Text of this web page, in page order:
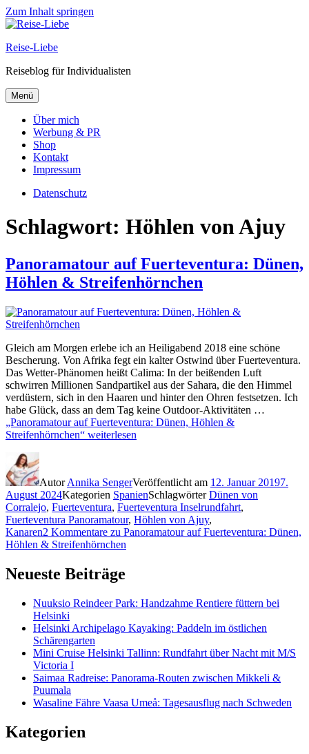
Zum Inhalt springen
Reise-Liebe
Reiseblog für Individualisten
Menü
Über mich
Werbung & PR
Shop
Kontakt
Impressum
Datenschutz
Schlagwort: Höhlen von Ajuy
Panoramatour auf Fuerteventura: Dünen,
Höhlen & Streifenhörnchen
Gleich am Morgen erlebe ich an Heiligabend 2018 eine schöne
Bescherung. Von Afrika fegt ein kalter Ostwind über Fuerteventura.
Das Wetter-Phänomen heißt Calima: In der beißenden Luft
schwirren Millionen Sandpartikel aus der Sahara, die den Himmel
verdüstern, sich in den Haaren und hinter den Ohren festsetzen. Ich
habe Glück, dass an dem Tag keine Outdoor-Aktivitäten …
„Panoramatour auf Fuerteventura: Dünen, Höhlen &
Streifenhörnchen“ weiterlesen
AutorAnnika SengerVeröffentlicht am 12. Januar 20197.
August 2024Kategorien SpanienSchlagwörterDünen von
Corralejo, Fuerteventura, Fuerteventura Inselrundfahrt,
Fuerteventura Panoramatour, Höhlen von Ajuy,
Kanaren2 Kommentare zu Panoramatour auf Fuerteventura: Dünen,
Höhlen & Streifenhörnchen
Neueste Beiträge
Nuuksio Reindeer Park: Handzahme Rentiere füttern bei
Helsinki
Helsinki Archipelago Kayaking: Paddeln im östlichen
Schärengarten
Mini Cruise Helsinki Tallinn: Rundfahrt über Nacht mit M/S
Victoria I
Saimaa Radreise: Panorama-Routen zwischen Mikkeli &
Puumala
Wasaline Fähre Vaasa Umeå: Tagesausflug nach Schweden
Kategorien